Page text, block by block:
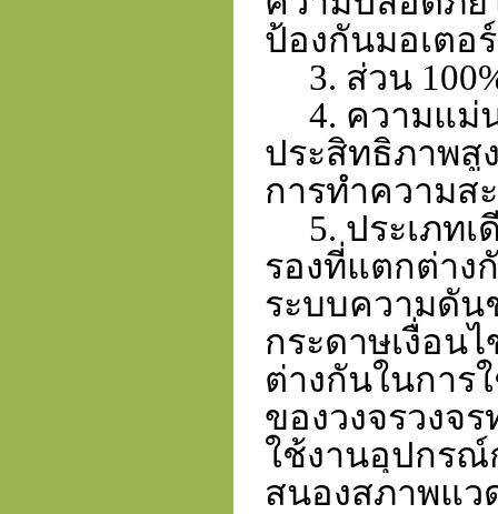
ป้องกันมอเตอ
3. ส่วน
4. ความแม่น
ประสิทธิภาพสู
การทำความส
5. ประเภทเ
รองที่แตกต่าง
ระบบความดัน
กระดาษเงื่อน
ต่างกันในการ
ของวงจรวงจ
ใช้งานอุปกรณ์
สนองสภาพแ